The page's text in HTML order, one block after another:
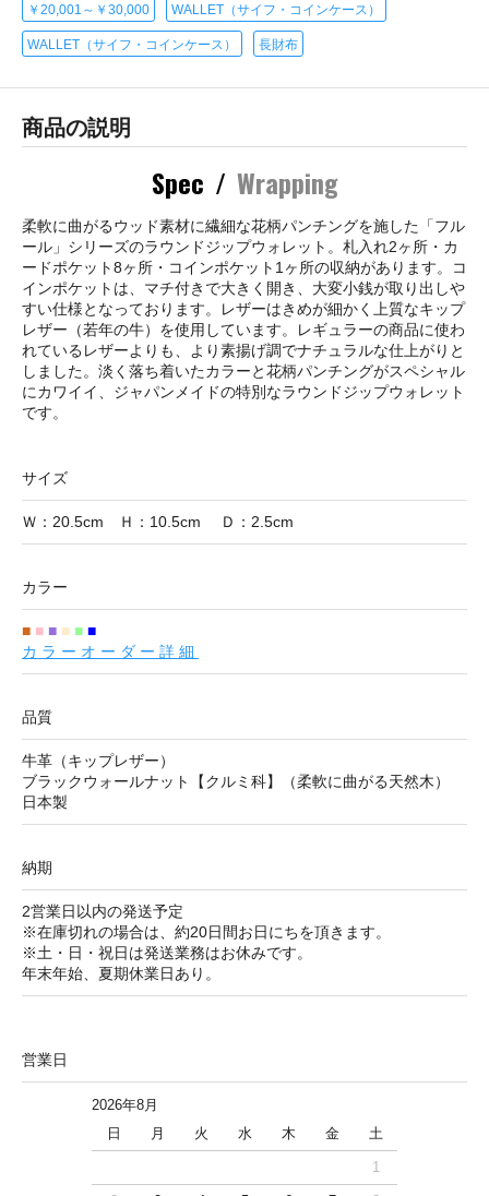
￥20,001～￥30,000 WALLET（サイフ・コインケース）
WALLET（サイフ・コインケース） 長財布
商品の説明
Spec / Wrapping
柔軟に曲がるウッド素材に繊細な花柄パンチングを施した「フル
ール」シリーズのラウンドジップウォレット。札入れ2ヶ所・カ
ードポケット8ヶ所・コインポケット1ヶ所の収納があります。コ
インポケットは、マチ付きで大きく開き、大変小銭が取り出しや
すい仕様となっております。レザーはきめが細かく上質なキップ
レザー（若年の牛）を使用しています。レギュラーの商品に使わ
れているレザーよりも、より素揚げ調でナチュラルな仕上がりと
しました。淡く落ち着いたカラーと花柄パンチングがスペシャル
にカワイイ、ジャパンメイドの特別なラウンドジップウォレット
です。
サイズ
Ｗ：20.5cm Ｈ：10.5cm Ｄ：2.5cm
カラー
■ ■ ■ ■ ■ ■
カラーオーダー詳細
品質
牛革（キップレザー）
ブラックウォールナット【クルミ科】（柔軟に曲がる天然木）
日本製
納期
2営業日以内の発送予定
※在庫切れの場合は、約20日間お日にちを頂きます。
※土・日・祝日は発送業務はお休みです。
年末年始、夏期休業日あり。
営業日
2026年8月
日
月 火 水 木 金 土
1